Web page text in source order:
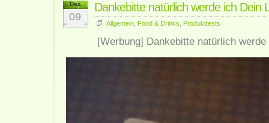
Dez.
09
Dankebitte natürlich werde ich Dein
Allgemein Food & Drinks Produkttests
[Werbung] Dankebitte natürlich